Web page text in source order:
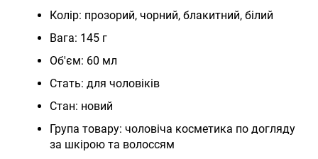
Колір: прозорий, чорний, блакитний, білий
Вага: 145 г
Об'єм: 60 мл
Стать: для чоловіків
Стан: новий
Група товару: чоловіча косметика по догляду
за шкірою та волоссям